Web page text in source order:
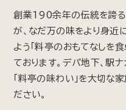
創業190余年の伝統を誇る
が、なだ万の味をより身近
よう「料亭のおもてなしを食
ております。デパ地下、駅
「料亭の味わい」を大切な
ださい。